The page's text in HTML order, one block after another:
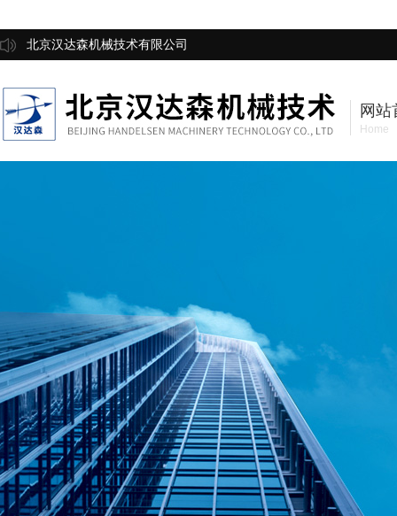
北京汉达森机械技术有限公司
网站
Home